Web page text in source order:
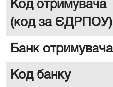
Код отримувача
(код за ЄДРПОУ)
Банк отримувача
Код банку